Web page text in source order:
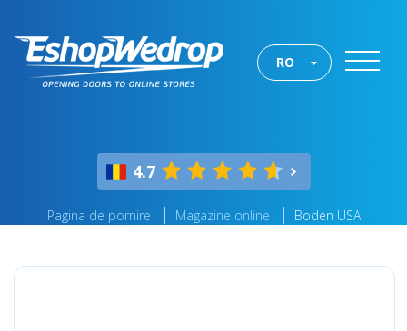
RO
4.7
Pagina de pornire Magazine online Boden USA